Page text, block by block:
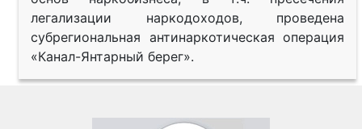
легализации наркодоходов, проведена
субрегиональная антинаркотическая операция
«Канал-Янтарный берег».